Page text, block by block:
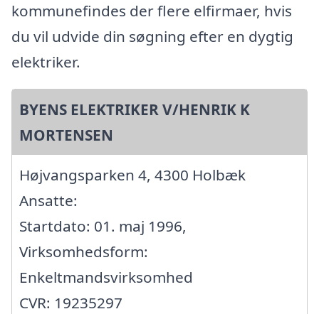
kommunefindes der flere elfirmaer, hvis
du vil udvide din søgning efter en dygtig
elektriker.
BYENS ELEKTRIKER V/HENRIK K
MORTENSEN
Højvangsparken 4, 4300 Holbæk
Ansatte:
Startdato: 01. maj 1996,
Virksomhedsform:
Enkeltmandsvirksomhed
CVR: 19235297